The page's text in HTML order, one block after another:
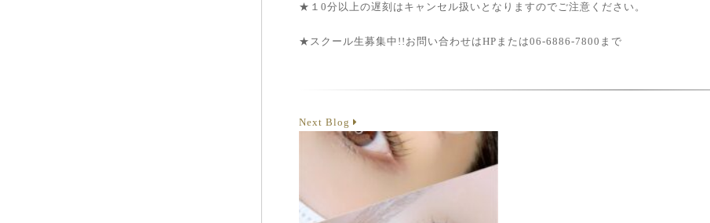
★１0分以上の遅刻はキャンセル扱いとなりますのでご注意ください。
★スクール生募集中!!お問い合わせはHPまたは06-6886-7800まで
Next Blog